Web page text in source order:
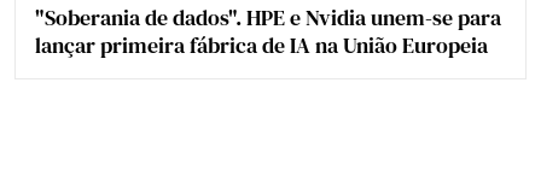
"Soberania de dados". HPE e Nvidia unem-se para
lançar primeira fábrica de IA na União Europeia